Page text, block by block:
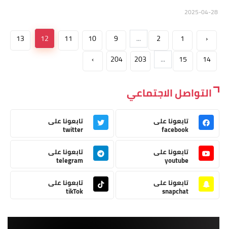
‹
1
2
...
9
10
11
12
13
14
15
...
203
204
›
التواصل الاجتماعي
تابعونا على
facebook
تابعونا على
twitter
تابعونا على
youtube
تابعونا على
telegram
تابعونا على
snapchat
تابعونا على
tikTok